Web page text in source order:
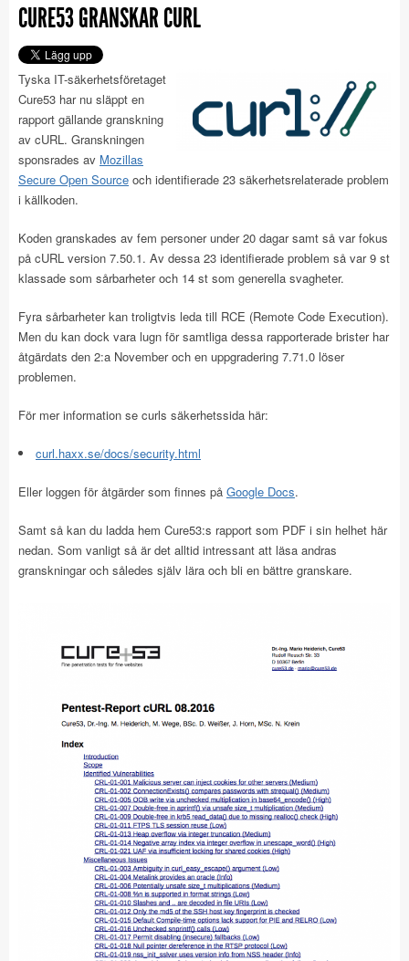
CURE53 GRANSKAR CURL
Tyska IT-säkerhetsföretaget
Cure53 har nu släppt en
rapport gällande granskning
av cURL. Granskningen
sponsrades av Mozillas
Secure Open Source och identifierade 23 säkerhetsrelaterade problem
i källkoden.
Koden granskades av fem personer under 20 dagar samt så var fokus
på cURL version 7.50.1. Av dessa 23 identifierade problem så var 9 st
klassade som sårbarheter och 14 st som generella svagheter.
Fyra sårbarheter kan troligtvis leda till RCE (Remote Code Execution).
Men du kan dock vara lugn för samtliga dessa rapporterade brister har
åtgärdats den 2:a November och en uppgradering 7.71.0 löser
problemen.
För mer information se curls säkerhetssida här:
curl.haxx.se/docs/security.html
Eller loggen för åtgärder som finnes på Google Docs.
Samt så kan du ladda hem Cure53:s rapport som PDF i sin helhet här
nedan. Som vanligt så är det alltid intressant att läsa andras
granskningar och således själv lära och bli en bättre granskare.